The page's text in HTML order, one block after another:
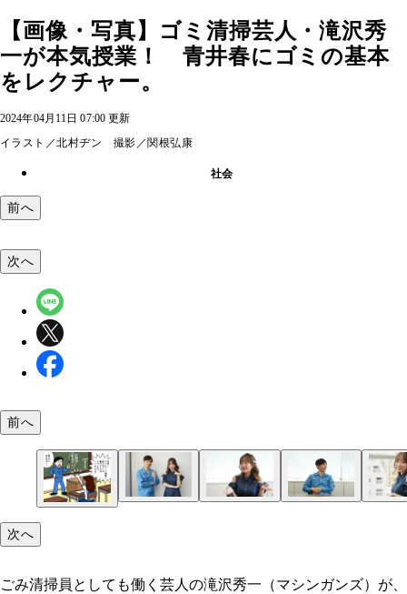
【画像・写真】ゴミ清掃芸人・滝沢秀
一が本気授業！ 青井春にゴミの基本
をレクチャー。
2024年04月11日 07:00 更新
イラスト／北村ヂン 撮影／関根弘康
社会
前へ
次へ
前へ
次へ
ごみ清掃員としても働く芸人の滝沢秀一（マシンガンズ）が、